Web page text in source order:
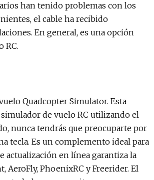
han tenido problemas con los
el cable ha recibido
En general, es una opción
RC.
Quadcopter Simulator. Esta
de vuelo RC utilizando el
nunca tendrás que preocuparte por
tecla. Es un complemento ideal para
actualización en línea garantiza la
PhoenixRC y Freerider. El